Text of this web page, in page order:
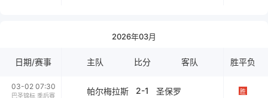
2026年03月
日期/赛事 主队 比分 客队 胜平负
03-02 07:30
巴圣锦标 季后赛 帕尔梅拉斯 2-1 圣保罗 胜